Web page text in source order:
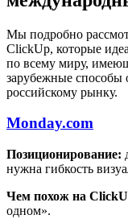
Мы подробно
ClickUp, которые
по всему миру,
зарубежные
российскому рынку.
Monday.com
Позиционирование:
нужна гибкость
Чем похож на
одном».